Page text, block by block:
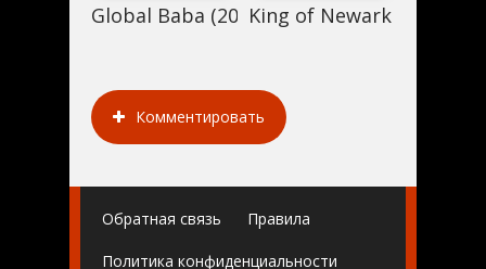
Global Baba (2016)King of Newark (2016)
Комментировать
Обратная связь Правила
Политика конфиденциальности